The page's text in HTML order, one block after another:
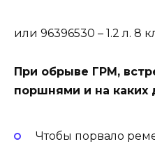
или 96396530 – 1.2 л. 8
При обрыве ГРМ,
поршнями и на каких
Чтобы порвало